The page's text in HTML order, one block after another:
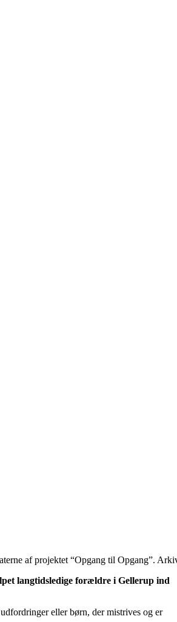
af projektet “Opgang til Opgang”.
langtidsledige forældre i Gellerup ind
eller børn, der mistrives og er